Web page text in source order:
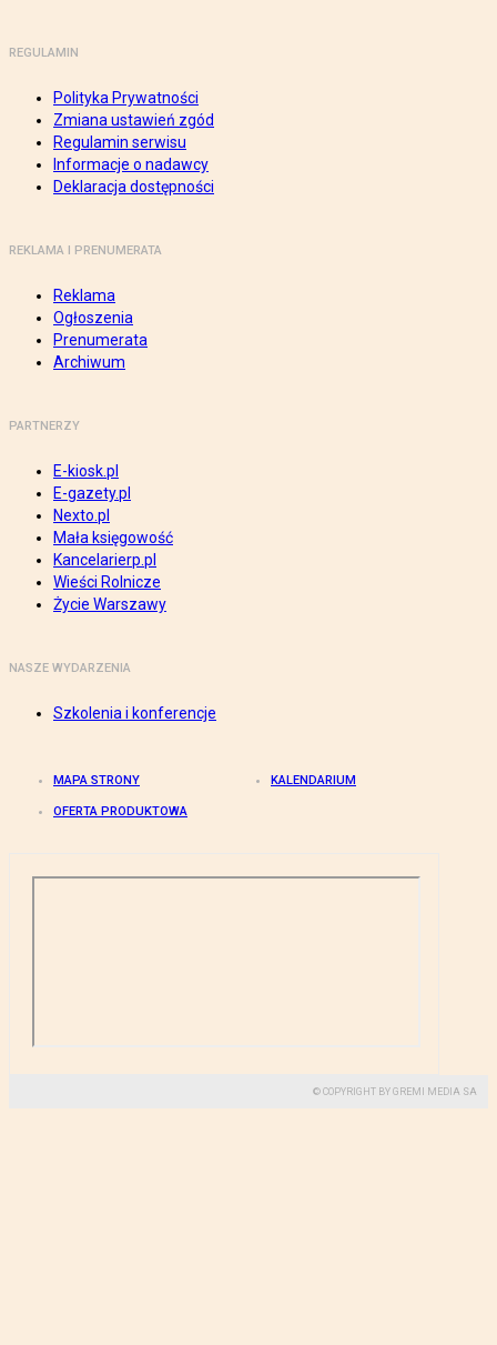
REGULAMIN
Polityka Prywatności
Zmiana ustawień zgód
Regulamin serwisu
Informacje o nadawcy
Deklaracja dostępności
REKLAMA I PRENUMERATA
Reklama
Ogłoszenia
Prenumerata
Archiwum
PARTNERZY
E-kiosk.pl
E-gazety.pl
Nexto.pl
Mała księgowość
Kancelarierp.pl
Wieści Rolnicze
Życie Warszawy
NASZE WYDARZENIA
Szkolenia i konferencje
MAPA STRONY KALENDARIUM
OFERTA PRODUKTOWA
© COPYRIGHT BY GREMI MEDIA SA